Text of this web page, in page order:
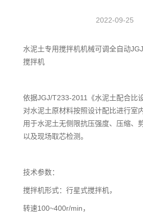
2022-09-25
水泥土专用搅拌机机械可调全自动
搅拌机
依据JGJ/T233-2011《水泥土配合比
对水泥土原材料按照设计配比进行室
用于水泥土无侧限抗压强度、压缩、
以及现场取芯检测。
技术参数：
搅拌机形式：行星式搅拌机，
转速100~400r/min，